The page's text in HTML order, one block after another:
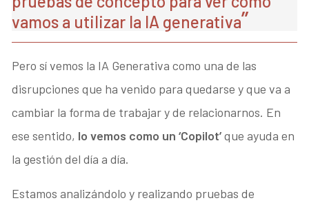
vamos a utilizar la IA generativa
Pero sí vemos la IA Generativa como una de las
disrupciones que ha venido para quedarse y que va a
cambiar la forma de trabajar y de relacionarnos. En
ese sentido, lo vemos como un ‘Copilot’que ayuda en
la gestión del día a día.
Estamos analizándolo y realizando pruebas de